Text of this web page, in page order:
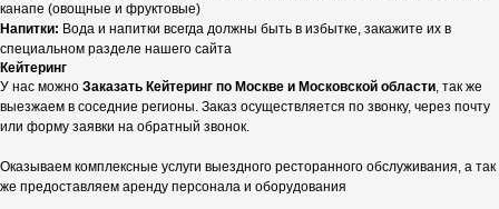
канапе (овощные и фруктовые)
Напитки: Вода и напитки всегда должны быть в избытке, закажите их в
специальном разделе нашего сайта
Кейтеринг
У нас можно Заказать Кейтеринг по Москве и Московской области, так же
выезжаем в соседние регионы. Заказ осуществляется по звонку, через почту
или форму заявки на обратный звонок.
Оказываем комплексные услуги выездного ресторанного обслуживания, а так
же предоставляем аренду персонала и оборудования